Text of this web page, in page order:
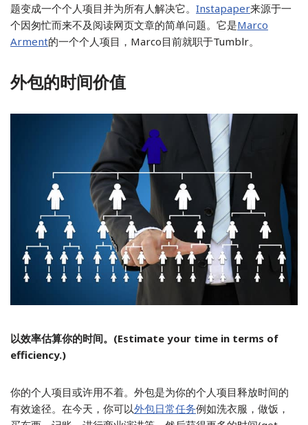
题变成一个个人项目并为所有人解决它。 Instapaper来源于一
个因匆忙而来不及阅读网页文章的简单问题。它是Marco
Arment的一个个人项目，Marco目前就职于Tumblr。
外包的时间价值
以效率估算你的时间。(Estimate your time in terms of
efficiency.)
你的个人项目或许用不着。外包是为你的个人项目释放时间的
有效途径。在今天，你可以外包日常任务例如洗衣服，做饭，